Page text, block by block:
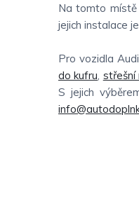
Na tomto místě
jejich instalace
Pro vozidla
do kufru, střešní
S jejich